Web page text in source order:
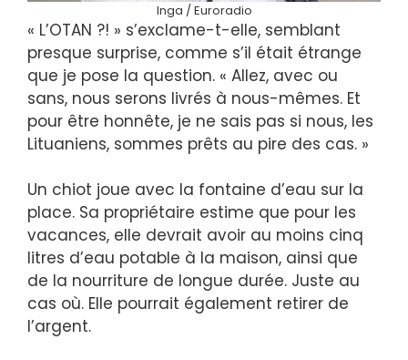
Inga / Euroradio
« L’OTAN ?! » s’exclame-t-elle, semblant
presque surprise, comme s’il était étrange
que je pose la question. « Allez, avec ou
sans, nous serons livrés à nous-mêmes. Et
pour être honnête, je ne sais pas si nous, les
Lituaniens, sommes prêts au pire des cas. »
Un chiot joue avec la fontaine d’eau sur la
place. Sa propriétaire estime que pour les
vacances, elle devrait avoir au moins cinq
litres d’eau potable à la maison, ainsi que
de la nourriture de longue durée. Juste au
cas où. Elle pourrait également retirer de
l’argent.